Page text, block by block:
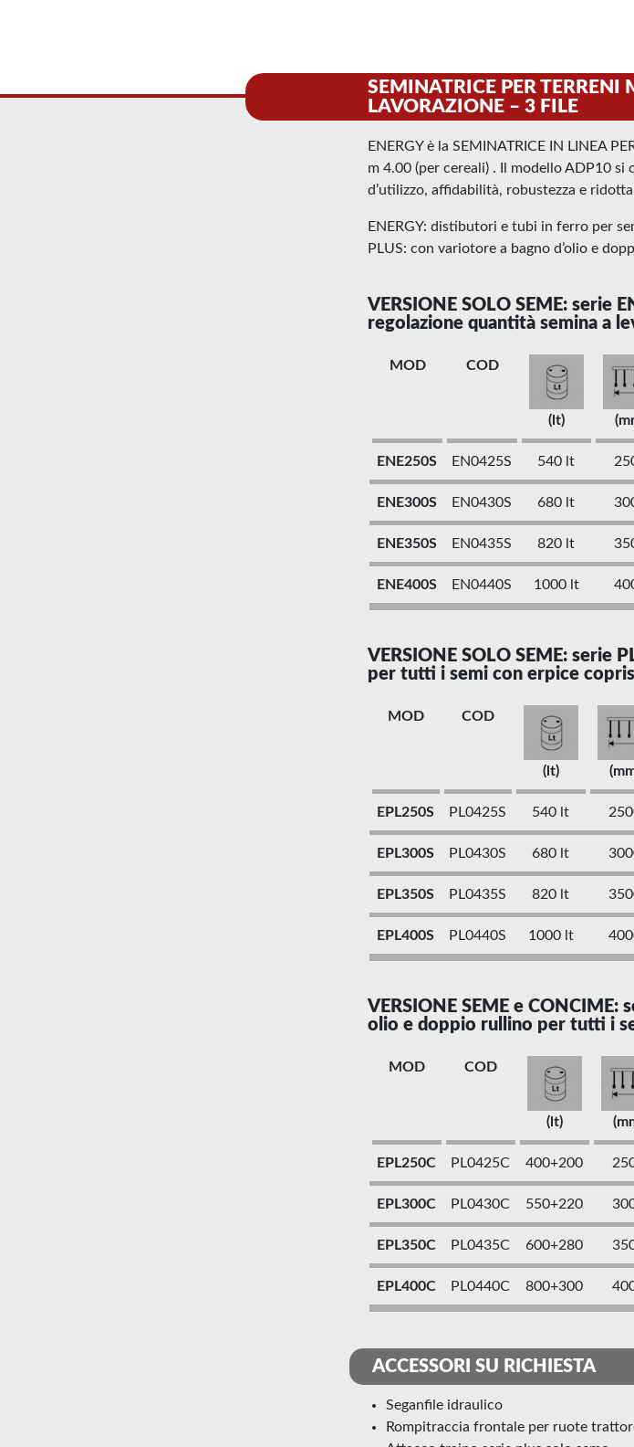
SEMINATRICE PER TERRENI
LAVORAZIONE – 3 FILE
ENERGY è la SEMINATRICE IN LINEA
m 4.00 (per cereali) . Il modello ADP10
d’utilizzo, affidabilità, robustezza e
ENERGY: distibutori e tubi in ferro per
PLUS: con variotore a bagno d’olio e
VERSIONE SOLO SEME: serie
regolazione quantità semina a
MOD COD
(lt)
ENE250S EN0425S 540 lt
ENE300S EN0430S 680 lt
ENE350S EN0435S 820 lt
ENE400S EN0440S 1000 lt
VERSIONE SOLO SEME: serie
per tutti i semi con erpice
MOD COD
(lt)
EPL250S PL0425S 540 lt
EPL300S PL0430S 680 lt
EPL350S PL0435S 820 lt
EPL400S PL0440S 1000 lt
VERSIONE SEME e CONCIME:
olio e doppio rullino per tutti i
MOD COD
(lt)
EPL250C PL0425C 400+200
EPL300C PL0430C 550+220
EPL350C PL0435C 600+280
EPL400C PL0440C 800+300
ACCESSORI SU RICHIESTA
seganfile idraulico
rompitraccia frontale per ruote